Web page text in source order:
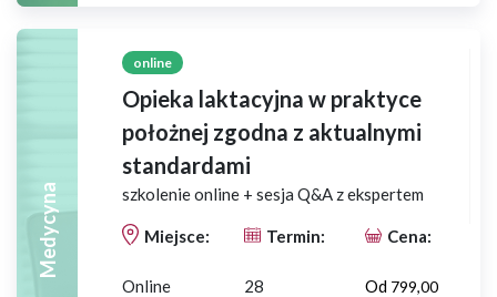
Medycyna
online
Opieka laktacyjna w praktyce
położnej zgodna z aktualnymi
standardami
szkolenie online + sesja Q&A z ekspertem
Miejsce: Termin: Cena:
Online
28
Od 799,00